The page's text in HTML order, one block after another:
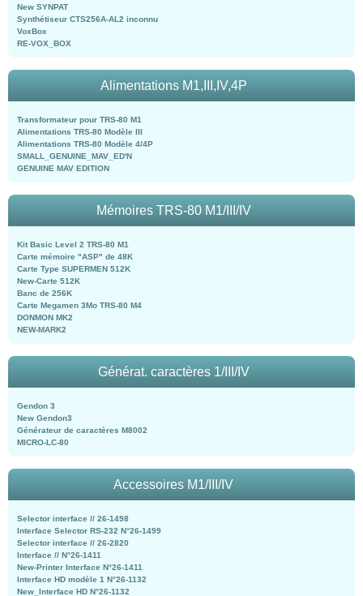
New SYNPAT
Synthétiseur CTS256A-AL2 inconnu
VoxBox
RE-VOX_BOX
Alimentations M1,III,IV,4P
Transformateur pour TRS-80 M1
Alimentations TRS-80 Modèle III
Alimentations TRS-80 Modèle 4/4P
SMALL_GENUINE_MAV_ED'N
GENUINE MAV EDITION
Mémoires TRS-80 M1/III/IV
Kit Basic Level 2 TRS-80 M1
Carte mémoire "ASP" de 48K
Carte Type SUPERMEN 512K
New-Carte 512K
Banc de 256K
Carte Megamen 3Mo TRS-80 M4
DONMON MK2
NEW-MARK2
Générat. caractères 1/III/IV
Gendon 3
New Gendon3
Générateur de caractères M8002
MICRO-LC-80
Accessoires M1/III/IV
Selector interface // 26-1498
Interface Selector RS-232 N°26-1499
Selector interface // 26-2820
Interface // N°26-1411
New-Printer Interface N°26-1411
Interface HD modèle 1 N°26-1132
New_Interface HD N°26-1132